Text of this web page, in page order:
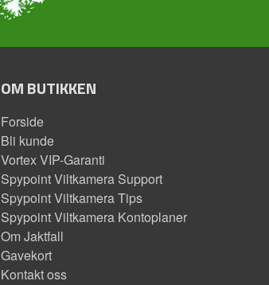
OM BUTIKKEN
Forside
Bli kunde
Vortex VIP-Garanti
Spypoint Viltkamera Support
Spypoint Viltkamera Tips
Spypoint Viltkamera Kontoplaner
Om Jaktfall
Gavekort
Kontakt oss